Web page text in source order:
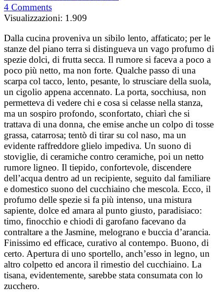
4 Comments
Visualizzazioni: 1.909
Dalla cucina proveniva un sibilo lento, affaticato; per le
stanze del piano terra si distingueva un vago profumo di
spezie dolci, di frutta secca. Il rumore si faceva a poco a
poco più netto, ma non forte. Qualche passo di una
scarpa col tacco, lento, pesante, lo strusciare della suola,
un cigolio appena accennato. La porta, socchiusa, non
permetteva di vedere chi e cosa si celasse nella stanza,
ma un sospiro profondo, sconfortato, chiarì che si
trattava di una donna, che emise anche un colpo di tosse
grassa, catarrosa; tentò di tirar su col naso, ma un
evidente raffreddore glielo impediva. Un suono di
stoviglie, di ceramiche contro ceramiche, poi un netto
rumore ligneo. Il tiepido, confortevole, discendere
dell’acqua dentro ad un recipiente, seguito dal familiare
e domestico suono del cucchiaino che mescola. Ecco, il
profumo delle spezie si fa più intenso, una mistura
sapiente, dolce ed amara al punto giusto, paradisiaco:
timo, finocchio e chiodi di garofano facevano da
contraltare a the Jasmine, melograno e buccia d’arancia.
Finissimo ed efficace, curativo al contempo. Buono, di
certo. Apertura di uno sportello, anch’esso in legno, un
altro colpetto ed ancora il rimestio del cucchiaino. La
tisana, evidentemente, sarebbe stata consumata con lo
zucchero.